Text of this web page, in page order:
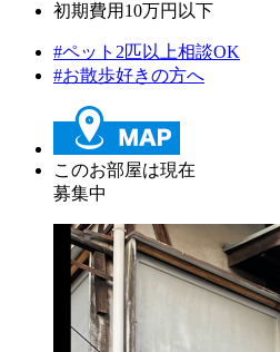
初期費用10万円以下
#ペット2匹以上相談OK
#お散歩好きの方へ
このお部屋は現在
募集中